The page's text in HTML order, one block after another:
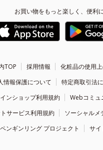
お買い物をもっと楽しく、便利
TOP 採用情報
化粧品の使用
情報保護について
特定商取引法
ンショップ利用規約
Webコミュ
サービス利用規約
ソーシャルメ
ペンギンリング プロジェクト
サイ